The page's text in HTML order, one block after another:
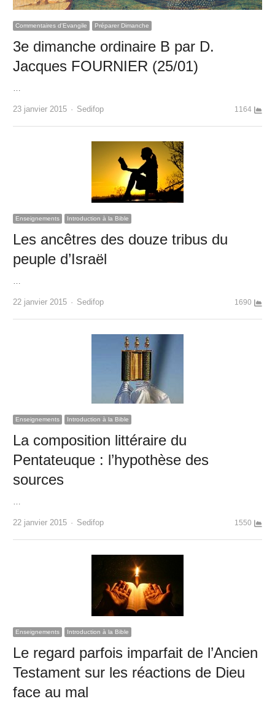
Commentaires d'Evangile Préparer Dimanche
3e dimanche ordinaire B par D.
Jacques FOURNIER (25/01)
…
23 janvier 2015 Author
Sedifop 1164
Enseignements Introduction à la Bible
Les ancêtres des douze tribus du
peuple d’Israël
…
22 janvier 2015 Author
Sedifop 1690
Enseignements Introduction à la Bible
La composition littéraire du
Pentateuque : l’hypothèse des
sources
…
22 janvier 2015 Author
Sedifop 1550
Enseignements Introduction à la Bible
Le regard parfois imparfait de l’Ancien
Testament sur les réactions de Dieu
face au mal